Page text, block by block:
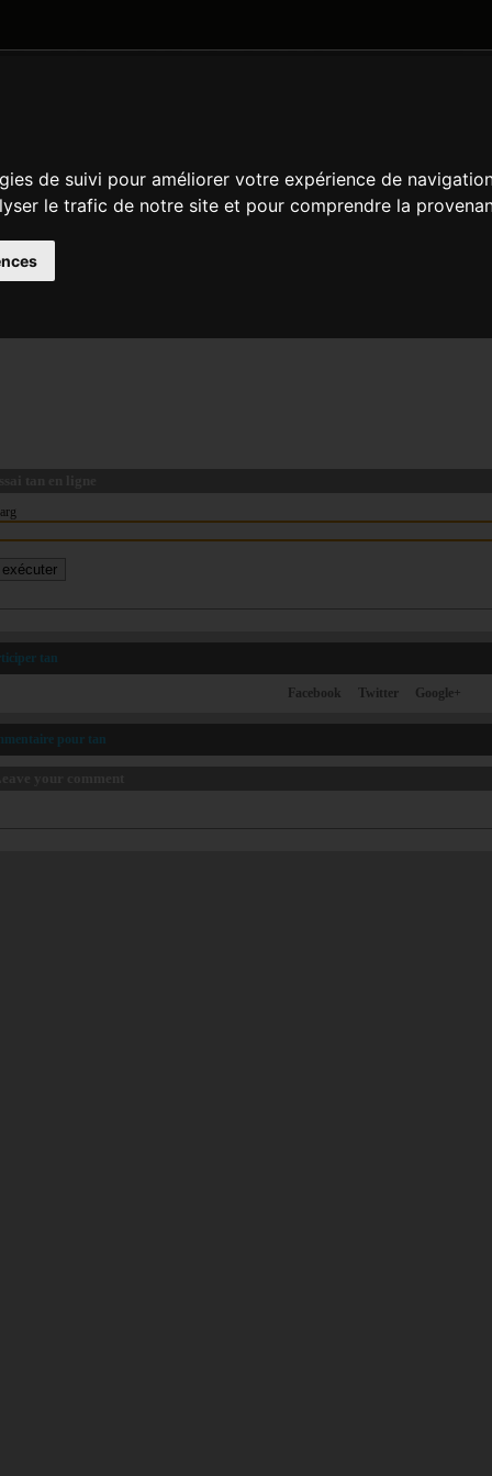
de suivi pour améliorer votre expérience de
le trafic de notre site et pour comprendre la
de en es
la tangente de $arg ($arg en radians).
d' tan
tan
Facebook Twitter Google+
pour tan